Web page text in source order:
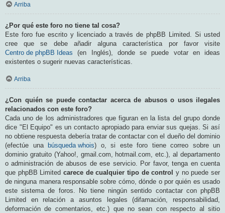
Arriba
¿Por qué este foro no tiene tal cosa?
Este foro fue escrito y licenciado a través de phpBB Limited. Si usted
cree que se debe añadir alguna característica por favor visite
Centro de phpBB Ideas (en Inglés), donde se puede votar en ideas
existentes o sugerir nuevas características.
Arriba
¿Con quién se puede contactar acerca de abusos o usos ilegales
relacionados con este foro?
Cada uno de los administradores que figuran en la lista del grupo donde
dice "El Equipo" es un contacto apropiado para enviar sus quejas. Si así
no obtiene respuesta debería tratar de contactar con el dueño del dominio
(efectúe una
búsqueda whois) o, si este foro tiene correo sobre un
dominio gratuito (Yahoo!, gmail.com, hotmail.com, etc.), al departamento
o administración de abusos de ese servicio. Por favor, tenga en cuenta
que phpBB Limited carece de cualquier tipo de control y no puede ser
de ninguna manera responsable sobre cómo, dónde o por quién es usado
este sistema de foros. No tiene ningún sentido contactar con phpBB
Limited en relación a asuntos legales (difamación, responsabilidad,
deformación de comentarios, etc.) que no sean con respecto al sitio